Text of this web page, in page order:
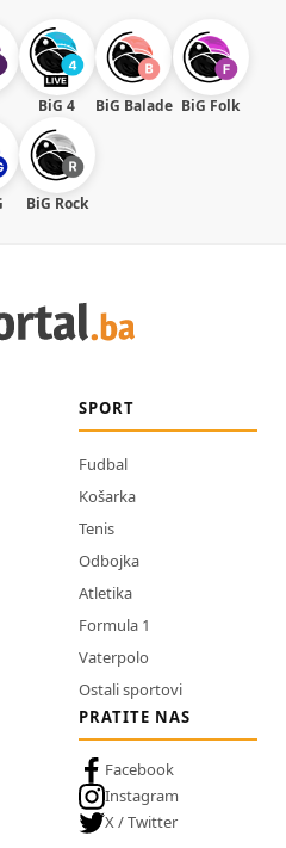
BiG 4 BiG Balade BiG Folk
BiG Rock
SPORT
Fudbal
Košarka
Tenis
Odbojka
Atletika
Formula 1
Vaterpolo
Ostali sportovi
PRATITE NAS
Facebook
Instagram
X / Twitter